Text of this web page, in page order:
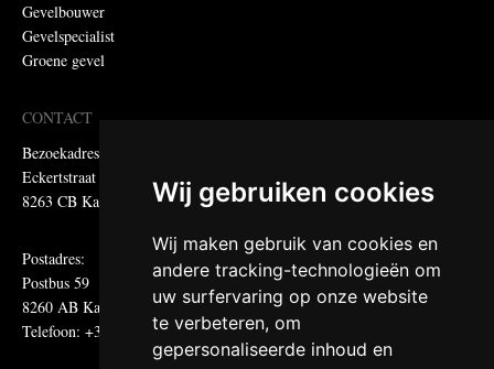
Wij gebruiken cookies
Wij maken gebruik van cookies en
andere tracking-technologieën om
uw surfervaring op onze website
te verbeteren, om
gepersonaliseerde inhoud en
Gevelbouwer
Gevelspecialist
Groene gevel
CONTACT
Bezoekadres:
Eckertstraat 75
8263 CB Kampen
Postadres:
Postbus 59
8260 AB Kampen
Telefoon: +31 (0)38 331 81 81